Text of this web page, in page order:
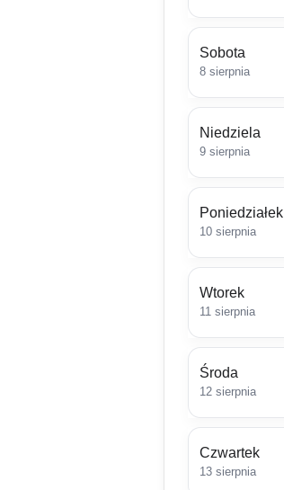
Sobota
8 sierpnia
Niedziela
9 sierpnia
Poniedziałek
10 sierpnia
Wtorek
11 sierpnia
Środa
12 sierpnia
Czwartek
13 sierpnia